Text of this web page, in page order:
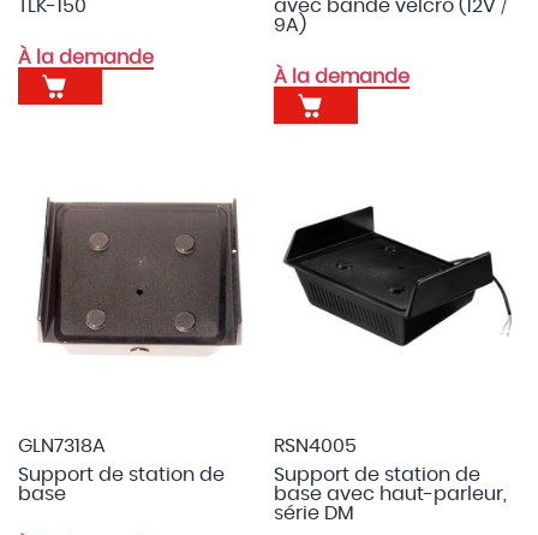
TLK-150
À la demande
avec bande velcro (12V /
9A)
À la demande
GLN7318A
Support de station de
base
RSN4005
Support de station de
base avec haut-parleur,
série DM